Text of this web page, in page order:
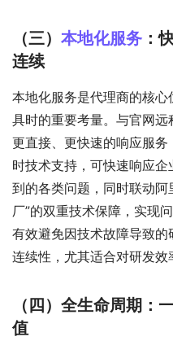
（三） 本地化服务 ：
连续
本地化服务是代理商的核
具时的重要考量。与官网
更直接、更快速的响应服
时技术支持，可快速响应
到的各类问题，同时联动
厂”的双重技术保障，实现
有效避免因技术故障导致
连续性，尤其适合对研发效
（四）全生命周期：
值